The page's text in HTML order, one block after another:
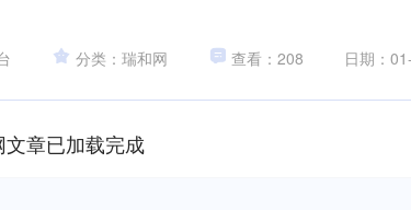
分类：瑞和网 查看：208 日期：
文章已加载完成